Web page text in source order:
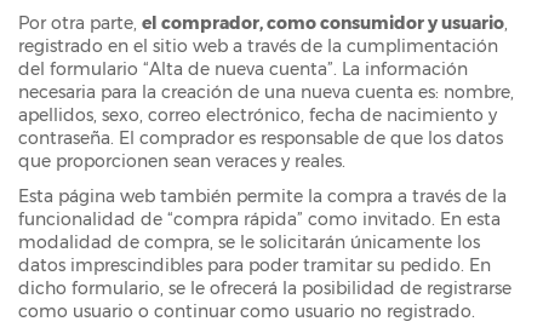
Por otra parte, el comprador, como consumidor y usuario,
registrado en el sitio web a través de la cumplimentación
del formulario “Alta de nueva cuenta”. La información
necesaria para la creación de una nueva cuenta es: nombre,
apellidos, sexo, correo electrónico, fecha de nacimiento y
contraseña. El comprador es responsable de que los datos
que proporcionen sean veraces y reales.
Esta página web también permite la compra a través de la
funcionalidad de “compra rápida” como invitado. En esta
modalidad de compra, se le solicitarán únicamente los
datos imprescindibles para poder tramitar su pedido. En
dicho formulario, se le ofrecerá la posibilidad de registrarse
como usuario o continuar como usuario no registrado.